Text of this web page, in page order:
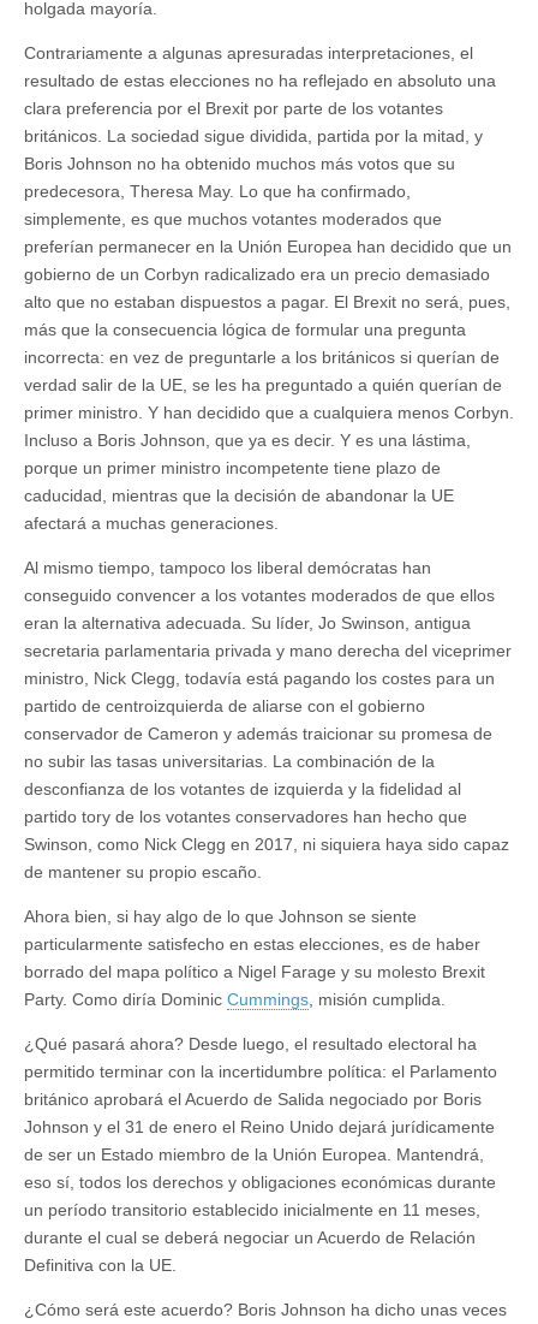
holgada mayoría.
Contrariamente a algunas apresuradas interpretaciones, el
resultado de estas elecciones no ha reflejado en absoluto una
clara preferencia por el Brexit por parte de los votantes
británicos. La sociedad sigue dividida, partida por la mitad, y
Boris Johnson no ha obtenido muchos más votos que su
predecesora, Theresa May. Lo que ha confirmado,
simplemente, es que muchos votantes moderados que
preferían permanecer en la Unión Europea han decidido que un
gobierno de un Corbyn radicalizado era un precio demasiado
alto que no estaban dispuestos a pagar. El Brexit no será, pues,
más que la consecuencia lógica de formular una pregunta
incorrecta: en vez de preguntarle a los británicos si querían de
verdad salir de la UE, se les ha preguntado a quién querían de
primer ministro. Y han decidido que a cualquiera menos Corbyn.
Incluso a Boris Johnson, que ya es decir. Y es una lástima,
porque un primer ministro incompetente tiene plazo de
caducidad, mientras que la decisión de abandonar la UE
afectará a muchas generaciones.
Al mismo tiempo, tampoco los liberal demócratas han
conseguido convencer a los votantes moderados de que ellos
eran la alternativa adecuada. Su líder, Jo Swinson, antigua
secretaria parlamentaria privada y mano derecha del viceprimer
ministro, Nick Clegg, todavía está pagando los costes para un
partido de centroizquierda de aliarse con el gobierno
conservador de Cameron y además traicionar su promesa de
no subir las tasas universitarias. La combinación de la
desconfianza de los votantes de izquierda y la fidelidad al
partido tory de los votantes conservadores han hecho que
Swinson, como Nick Clegg en 2017, ni siquiera haya sido capaz
de mantener su propio escaño.
Ahora bien, si hay algo de lo que Johnson se siente
particularmente satisfecho en estas elecciones, es de haber
borrado del mapa político a Nigel Farage y su molesto Brexit
Party. Como diría Dominic Cummings , misión cumplida.
¿Qué pasará ahora? Desde luego, el resultado electoral ha
permitido terminar con la incertidumbre política: el Parlamento
británico aprobará el Acuerdo de Salida negociado por Boris
Johnson y el 31 de enero el Reino Unido dejará jurídicamente
de ser un Estado miembro de la Unión Europea. Mantendrá,
eso sí, todos los derechos y obligaciones económicas durante
un período transitorio establecido inicialmente en 11 meses,
durante el cual se deberá negociar un Acuerdo de Relación
Definitiva con la UE.
¿Cómo será este acuerdo? Boris Johnson ha dicho unas veces